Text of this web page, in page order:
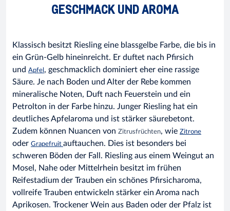
GESCHMACK UND AROMA
Klassisch besitzt Riesling eine blassgelbe Farbe, die bis in
ein Grün-Gelb hineinreicht. Er duftet nach Pfirsich
und Apfel , geschmacklich dominiert eher eine rassige
Säure. Je nach Boden und Alter der Rebe kommen
mineralische Noten, Duft nach Feuerstein und ein
Petrolton in der Farbe hinzu. Junger Riesling hat ein
deutliches Apfelaroma und ist stärker säurebetont.
Zudem können Nuancen von Zitrusfrüchten, wie Zitrone
oder Grapefruit auftauchen. Dies ist besonders bei
schweren Böden der Fall. Riesling aus einem Weingut an
Mosel, Nahe oder Mittelrhein besitzt im frühen
Reifestadium der Trauben ein schönes Pfirsicharoma,
vollreife Trauben entwickeln stärker ein Aroma nach
Aprikosen. Trockener Wein aus Baden oder der Pfalz ist